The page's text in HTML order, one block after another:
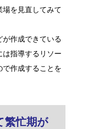
を見直してみて
作成できている
は指導するリソー
で作成することを
繁忙期が